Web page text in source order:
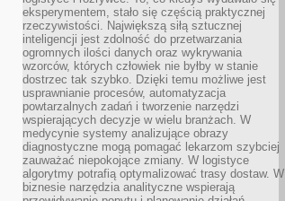
eksperymentem, stało się częścią praktycznej
rzeczywistości. Największą siłą sztucznej
inteligencji jest zdolność do przetwarzania
ogromnych ilości danych oraz wykrywania
wzorców, których człowiek nie byłby w stanie
dostrzec tak szybko. Dzięki temu możliwe jest
usprawnianie procesów, automatyzacja
powtarzalnych zadań i tworzenie narzędzi
wspierających decyzje w wielu branżach. W
medycynie systemy analizujące obrazy
diagnostyczne mogą pomagać lekarzom szybciej
zauważać niepokojące zmiany. W logistyce
algorytmy potrafią optymalizować trasy dostaw. W
biznesie narzędzia analityczne wspierają